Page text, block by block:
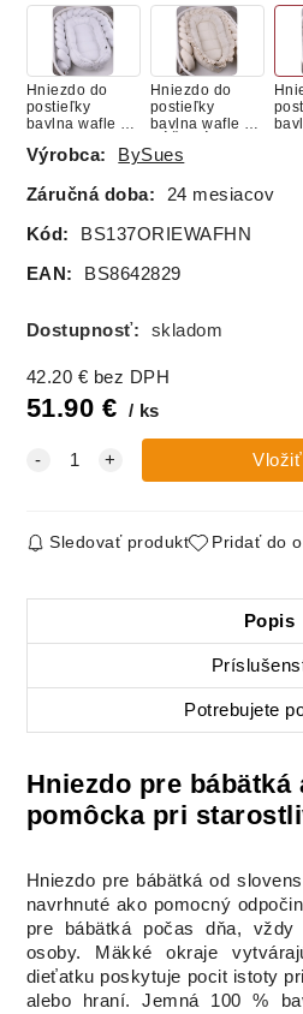
Hniezdo do
postieľky
bavlna wafle -
Hniezdo do
postieľky
bavlna wafle -
Výrobca: BySues
Záručná doba: 24 mesiacov
Kód: BS137ORIEWAFHN
EAN: BS8642829
Dostupnosť: skladom
42.20 € bez DPH
51.90 € ks
Sledovať produkt Pridať do
Popis
Potrebujete
Hniezdo pre
pomôcka pri
Hniezdo pre bábätká od
navrhnuté ako pomocný
pre bábätká počas dňa, vždy
osoby. Mäkké okraje
dieťatku poskytuje pocit istoty
alebo hraní. Jemná 100 %